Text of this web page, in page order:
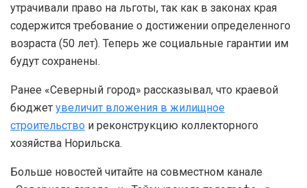
утрачивали право на льготы, так как в законах края
содержится требование о достижении определенного
возраста (50 лет). Теперь же социальные гарантии им
будут сохранены.
Ранее «Северный город» рассказывал, что краевой
бюджет увеличит вложения в жилищное
строительство и реконструкцию коллекторного
хозяйства Норильска.
Больше новостей читайте на совместном канале